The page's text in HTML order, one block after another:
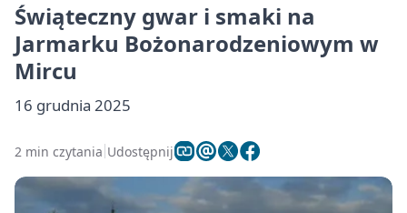
Świąteczny gwar i smaki na
Jarmarku Bożonarodzeniowym w
Mircu
16 grudnia 2025
2 min czytania Udostępnij